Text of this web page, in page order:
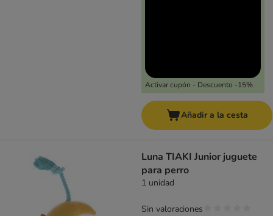
Activar cupón - Descuento -15%
Añadir a la cesta
Luna TIAKI Junior juguete
para perro
1 unidad
Sin valoraciones